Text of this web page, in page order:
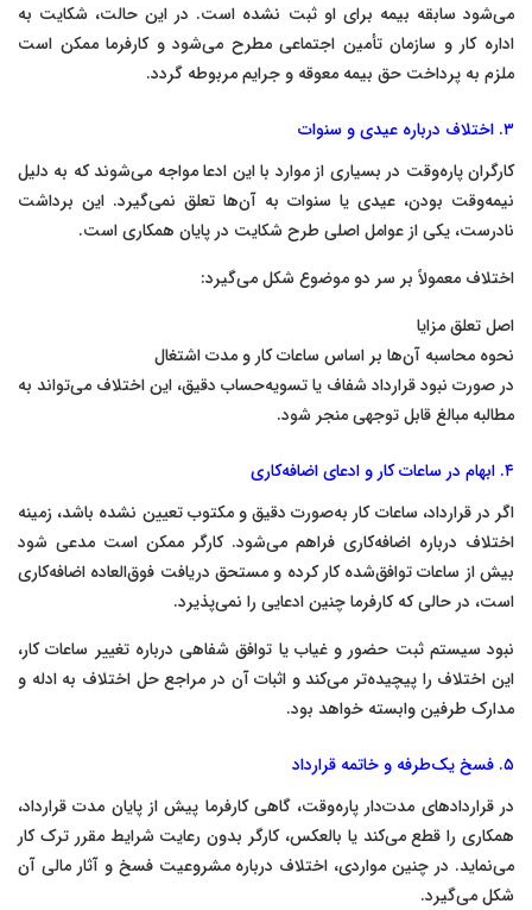
می‌شود سابقه بیمه برای او ثبت نشده است. در این حالت، شکایت به
اداره کار و سازمان تأمین اجتماعی مطرح می‌شود و کارفرما ممکن است
ملزم به پرداخت حق بیمه معوقه و جرایم مربوطه گردد.
۳. اختلاف درباره عیدی و سنوات
کارگران پاره‌وقت در بسیاری از موارد با این ادعا مواجه می‌شوند که به دلیل
نیمه‌وقت بودن، عیدی یا سنوات به آن‌ها تعلق نمی‌گیرد. این برداشت
نادرست، یکی از عوامل اصلی طرح شکایت در پایان همکاری است.
اختلاف معمولاً بر سر دو موضوع شکل می‌گیرد:
اصل تعلق مزایا
نحوه محاسبه آن‌ها بر اساس ساعات کار و مدت اشتغال
در صورت نبود قرارداد شفاف یا تسویه‌حساب دقیق، این اختلاف می‌تواند به
مطالبه مبالغ قابل توجهی منجر شود.
۴. ابهام در ساعات کار و ادعای اضافه‌کاری
اگر در قرارداد، ساعات کار به‌صورت دقیق و مکتوب تعیین نشده باشد، زمینه
اختلاف درباره اضافه‌کاری فراهم می‌شود. کارگر ممکن است مدعی شود
بیش از ساعات توافق‌شده کار کرده و مستحق دریافت فوق‌العاده اضافه‌کاری
است، در حالی که کارفرما چنین ادعایی را نمی‌پذیرد.
نبود سیستم ثبت حضور و غیاب یا توافق شفاهی درباره تغییر ساعات کار،
این اختلاف را پیچیده‌تر می‌کند و اثبات آن در مراجع حل اختلاف به ادله و
مدارک طرفین وابسته خواهد بود.
۵. فسخ یک‌طرفه و خاتمه قرارداد
در قراردادهای مدت‌دار پاره‌وقت، گاهی کارفرما پیش از پایان مدت قرارداد،
همکاری را قطع می‌کند یا بالعکس، کارگر بدون رعایت شرایط مقرر ترک کار
می‌نماید. در چنین مواردی، اختلاف درباره مشروعیت فسخ و آثار مالی آن
شکل می‌گیرد.